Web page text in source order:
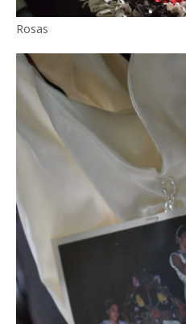
Rosas